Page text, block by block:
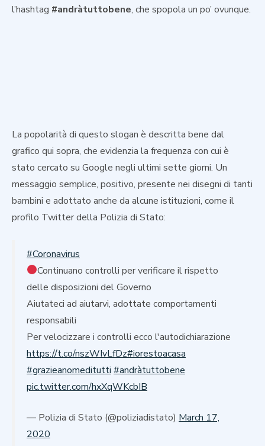
l’hashtag #andràtuttobene, che spopola un po’ ovunque.
La popolarità di questo slogan è descritta bene dal
grafico qui sopra, che evidenzia la frequenza con cui è
stato cercato su Google negli ultimi sette giorni. Un
messaggio semplice, positivo, presente nei disegni di tanti
bambini e adottato anche da alcune istituzioni, come il
profilo Twitter della Polizia di Stato:
#Coronavirus
Continuano controlli per verificare il rispetto
delle disposizioni del Governo
Aiutateci ad aiutarvi, adottate comportamenti
responsabili
Per velocizzare i controlli ecco l'autodichiarazione
https://t.co/nszWIvLfDz#iorestoacasa
#grazieanomeditutti #andràtuttobene
pic.twitter.com/hxXqWKcbIB
— Polizia di Stato (@poliziadistato) March 17,
2020